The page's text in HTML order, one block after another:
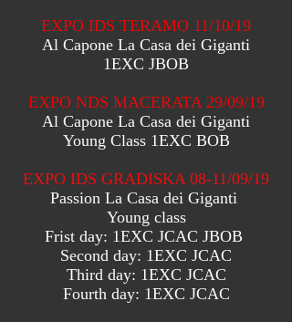
EXPO IDS TERAMO 11/10/19
Al Capone La Casa dei Giganti
1EXC JBOB
EXPO NDS MACERATA 29/09/19
Al Capone La Casa dei Giganti
Young Class 1EXC BOB
EXPO IDS GRADISKA 08-11/09/19
Passion La Casa dei Giganti
Young class
Frist day: 1EXC JCAC JBOB
Second day: 1EXC JCAC
Third day: 1EXC JCAC
Fourth day: 1EXC JCAC